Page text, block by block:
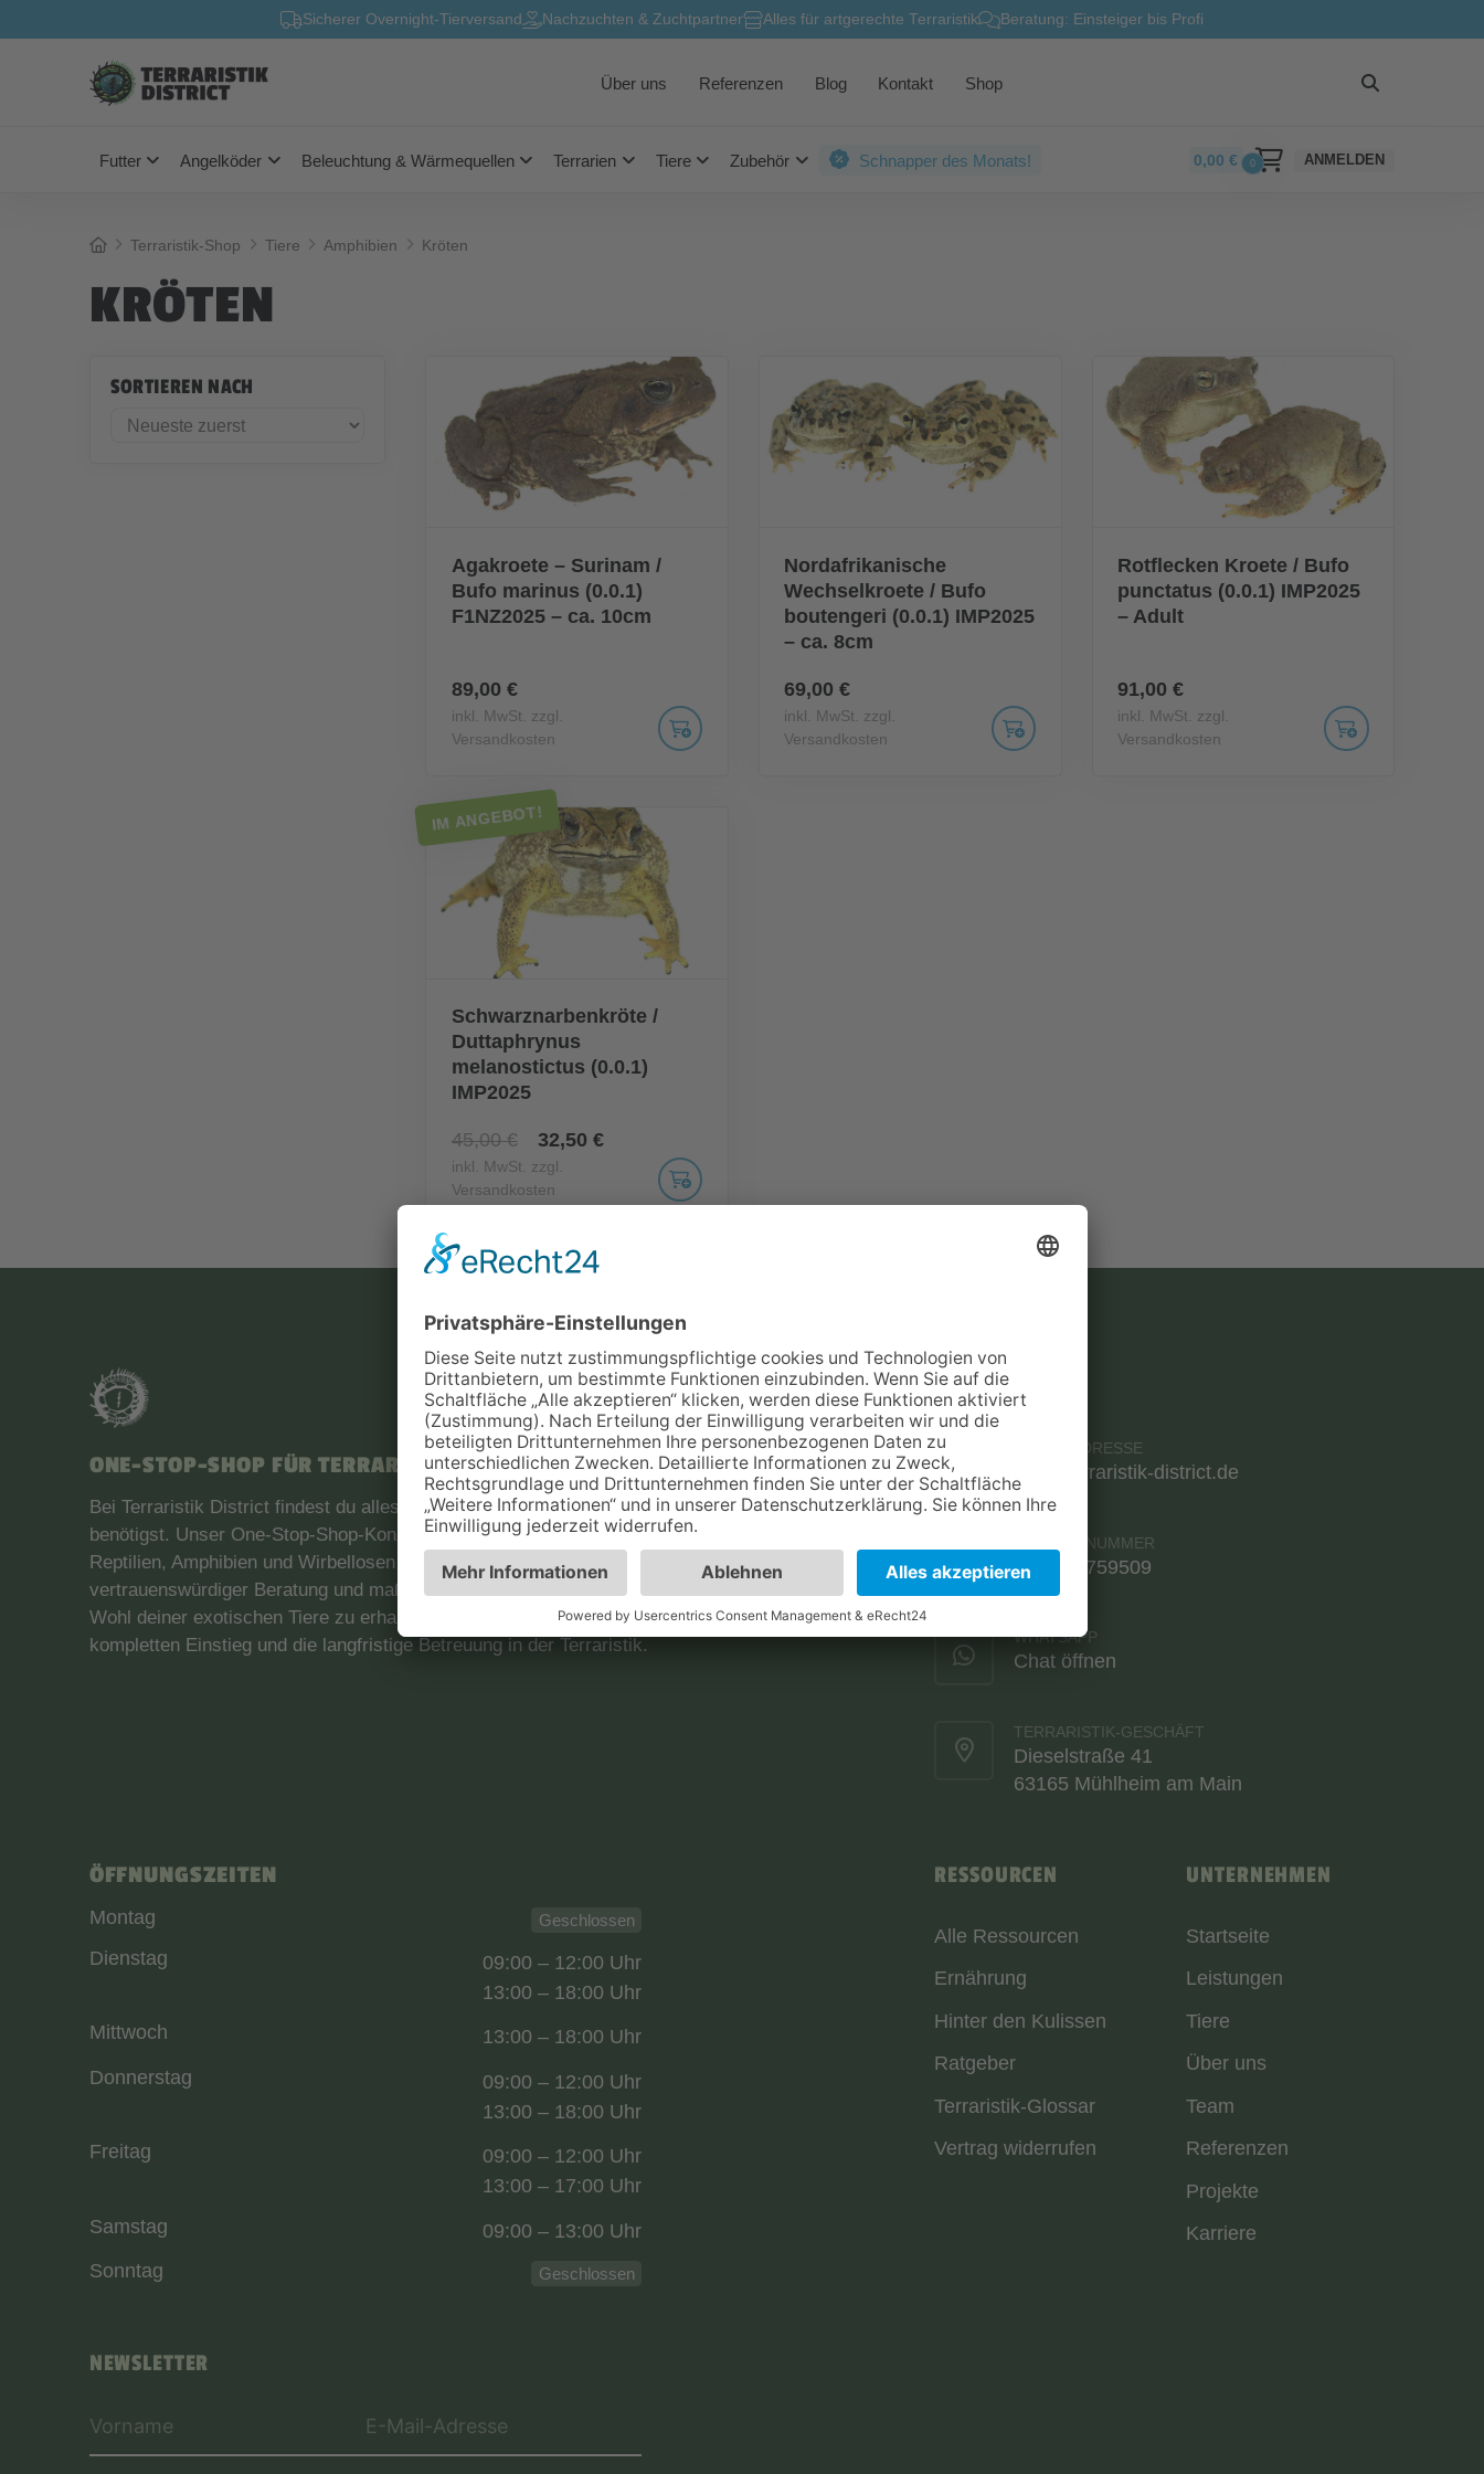
Sicherer Overnight-Tierversand Nachzuchten & Zuchtpartner Alles für artgerechte Terraristik Beratung: Einsteiger bis Profi
Über uns Referenzen Blog Kontakt Shop
Futter Angelköder Beleuchtung & Wärmequellen Terrarien Tiere Zubehör Schnapper des Monats! 0,00€ 0 ANMELDEN
HomeTerraristik-Shop Tiere Amphibien Kröten
KRÖTEN
SORTIEREN NACH
Agakroete – Surinam /
Bufo marinus (0.0.1)
F1NZ2025 – ca. 10cm
89,00 €
inkl. MwSt. zzgl.
Versandkosten
Nordafrikanische
Wechselkroete / Bufo
boutengeri (0.0.1) IMP2025
– ca. 8cm
69,00 €
inkl. MwSt. zzgl.
Versandkosten
Rotflecken Kroete / Bufo
punctatus (0.0.1) IMP2025
– Adult
91,00 €
inkl. MwSt. zzgl.
Versandkosten
Schwarznarbenkröte /
Duttaphrynus
melanostictus (0.0.1)
IMP2025
45,00 € 32,50 €
inkl. MwSt. zzgl.
Versandkosten
IM ANGEBOT!
ONE-STOP-SHOP FÜR TERRARISTIK-FANS
Bei Terraristik District findest du alles unter einem Dach, was du als Terraristik-Hobbyist
benötigst. Unser One-Stop-Shop-Konzept ermöglicht es dir, vom Kauf verschiedenster
Reptilien, Amphibien und Wirbellosen über hochwertige Nahrungsmittel bis hin zu
vertrauenswürdiger Beratung und maßgeschneiderten Terrarien, alles für die Pflege und das
Wohl deiner exotischen Tiere zu erhalten. Wir sind dein verlässlicher Partner für den
kompletten Einstieg und die langfristige Betreuung in der Terraristik.
RESSOURCEN
Alle Ressourcen
Ernährung
Hinter den Kulissen
Ratgeber
Terraristik-Glossar
Vertrag widerrufen
UNTERNEHMEN
Startseite
Leistungen
Tiere
Über uns
Team
Referenzen
Projekte
Karriere
KONTAKT
E-MAIL-ADRESSE
info@terraristik-district.de
TELEFONNUMMER
06108 9759509
WHATSAPP
Chat öffnen
TERRARISTIK-GESCHÄFT
Dieselstraße 41
63165 Mühlheim am Main
ÖFFNUNGSZEITEN
Montag Geschlossen
Dienstag
09:00 – 12:00 Uhr
13:00 – 18:00 Uhr
Mittwoch
13:00 – 18:00 Uhr
Donnerstag
09:00 – 12:00 Uhr
13:00 – 18:00 Uhr
Freitag
09:00 – 12:00 Uhr
13:00 – 17:00 Uhr
Samstag
09:00 – 13:00 Uhr
Sonntag
Geschlossen
NEWSLETTER